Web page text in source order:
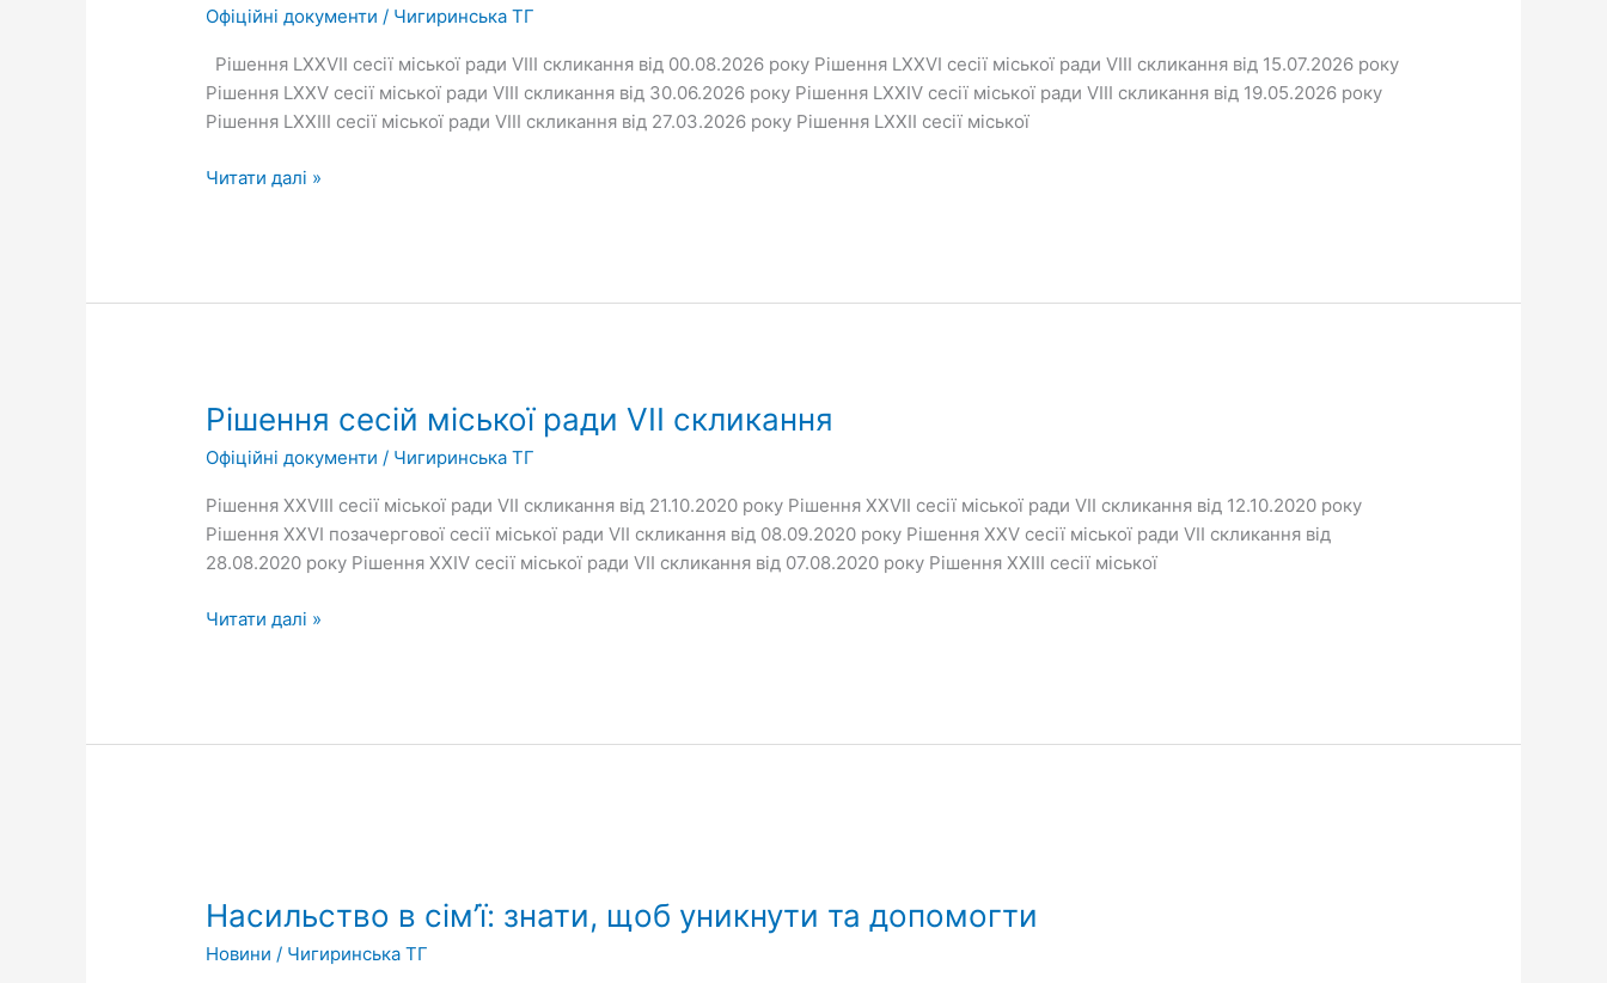
Офіційні документи / Чигиринська ТГ
Рішення LXXVІІ сесії міської ради VIII скликання від 00.08.2026 року Рішення LXXVІ сесії міської ради VIII скликання від 15.07.2026 року
Рішення LXXV сесії міської ради VIII скликання від 30.06.2026 року Рішення LXXIV сесії міської ради VIII скликання від 19.05.2026 року
Рішення LXXIІІ сесії міської ради VIII скликання від 27.03.2026 року Рішення LXXIІ сесії міської
міської
ради
VІІІ
скликання
Читати далі »
Рішення сесій міської ради VІІ скликання
Офіційні документи / Чигиринська ТГ
Рішення ХХVІІІ сесії міської ради VІІ скликання від 21.10.2020 року Рішення ХХVІІ сесії міської ради VІІ скликання від 12.10.2020 року
Рішення ХХVІ позачергової сесії міської ради VІІ скликання від 08.09.2020 року Рішення ХХV сесії міської ради VІІ скликання від
28.08.2020 року Рішення ХХІV сесії міської ради VІІ скликання від 07.08.2020 року Рішення ХХІІІ сесії міської
Рішення
міської
ради
VІІ
скликання
Читати далі »
Насильство в сім’ї: знати, щоб уникнути та допомогти
Новини / Чигиринська ТГ
сім’ї:
щоб